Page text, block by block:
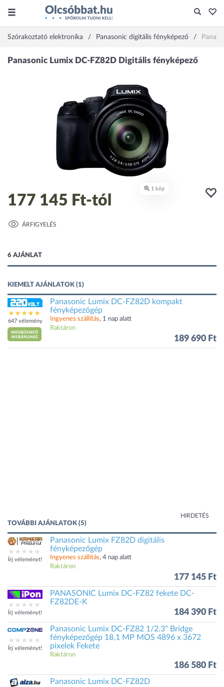
Szórakoztató elektronika Panasonic digitális fényképező
177 145 Ft-tól
ÁRFIGYELÉS
6 AJÁNLAT
KIEMELT AJÁNLATOK (1)
647 vélemény
Panasonic Lumix DC-FZ82D kompakt
fényképezőgép
Ingyenes szállítás, 1 nap alatt
Raktáron
189 690 Ft
HIRDETÉS
TOVÁBBI AJÁNLATOK (5)
Írj véleményt!
Panasonic Lumix FZ82D digitális
fényképezőgép
Ingyenes szállítás, 4 nap alatt
Raktáron
177 145 Ft
Írj véleményt!
PANASONIC Lumix DC-FZ82 fekete DC-
FZ82DE-K
184 390 Ft
Írj véleményt!
Panasonic Lumix DC-FZ82 1/2.3" Bridge
fényképezőgép 18,1 MP MOS 4896 x 3672
pixelek Fekete
Raktáron
186 580 Ft
Panasonic Lumix DC-FZ82D